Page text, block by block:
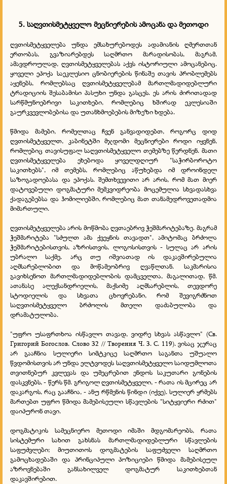
5. საღვთისმეტყველო მეცნიერების ამოცანა და მეთოდი
ღვთისმეტყველება უნდა ემსახურებოდეს ადამიანის ღმერთთან
ერთობას, გვაზიარებდეს საღმრთო მარადისობას, მაგრამ,
ამავდროულად, ღვთისმეტყველებას აქვს ისტორიული ამოცანებიც.
ყოველი ეპოქა საეკლესიო ცნობიერების წინაშე თავის პრობლემებს
აყენებს, რომლებსაც ღვთისმეტყველებამ მართლმადიდებლური
ტრადიციის შესაბამისი პასუხი უნდა გასცეს. ეს არის ძირითადად
სარწმუნოებრივი საკითხები, რომლებიც ხშირად ეკლესიაში
გაურკვევლობებისა და უთანხმოებების მიზეზი ხდება.
წმიდა მამები, რომელთაც ჩვენ განვადიდებთ, როგორც დიდ
ღვთისმეტყველთ, კაბინეტში მჯდომი მეცნიერები როდი იყვნენ,
რომლებიც თავისუფალ საღვთისმეტყველო თემებზე წერდნენ. მათი
ღვთისმეტყველება ეხებოდა ყოველდღიურ "საჭირბოროტო
საკითხებს", იმ თემებს, რომლებიც აწუხებდა იმ დროინდელ
საზოგადოებასა და ეპოქას. შემთხვევითი არ არის, რომ მათ მიერ
დატოვებული დოგმატური მემკვიდრეობა მოცემულია სხვადასხვა
ქადაგებებსა და ჰომილიებში, რომლებიც მათ თანამედროვეთადმია
მიმართული.
ღვთისმეტყველება არის მოწმობა ღვთაებრივ ჭეშმარიტებაზე. მაგრამ
ჭეშმარიტება "სძულთ ამა ქვეყნის თავადთ", ამიტომაც ბრძოლა
ჭეშმარიტებისთვის, აზრისთვის, ლოგოსისთვის - სულაც არ არის
უბრალო საქმე. არც თუ იშვიათად ის დაკავშირებულია
აღმსარებლობით და მოწამეობრივ ღვაწლთან. საკმარისია
გავიხსენოთ მართლმადიდებლობის დამცველთა, მაგალითად, წმ.
ათანასე ალექსანდრიელის, მაქსიმე აღმსარებლის, თევდორე
სტოდიელის და სხვათა ცხოვრებანი, რომ შევიგრძნოთ
საღვთისმეტყველო ბრძოლის მთელი დაძაბულობა და
დრამატულობა.
"უფრო უსაფრთხოა ისწავლო თავად, ვიდრე სხვას ასწავლო" (Св.
Григорий Богослов. Слово 32 // Творения Ч. 3. С. 119). ვისაც ჯერაც
არ გააჩნია სულიერი სიმტკიცე საღმრთო საგანთა უშუალო
წვდომისთვის არ უნდა ელტვოდეს საღვთისმეტყველო საიდუმლოთა
თვითნებურ კვლევას და უმეცრებით ენდოს საკუთარი გონების
დასკვნებს, - წერს წმ. გრიგოლ ღვთისმეტყველი, - რათა ის მცირეც არ
დაკარგოს, რაც გააჩნია, - ანუ რწმენის წინდი (იქვე). სულიერ ყრმებს
მართებთ უფრო წმიდა მამებისეული სწავლების "სიტყვიერი რძით"
დაიპურონ თავი.
დოგმატიკის სამეცნიერო მეთოდი იმაში მდგომარეობს, რათა
სისტემური სახით გახსნას მართლმადიდებლური სწავლების
საფუძვლები; მიუთითოს დოგმატების საფუძველი საღმრთო
გამოცხადებაში და პრინციპული პოზიციები წმიდა მამებისეულ
აზროვნებაში განსახილველ დოგმატურ საკითხებთან
დაკავშირებით.